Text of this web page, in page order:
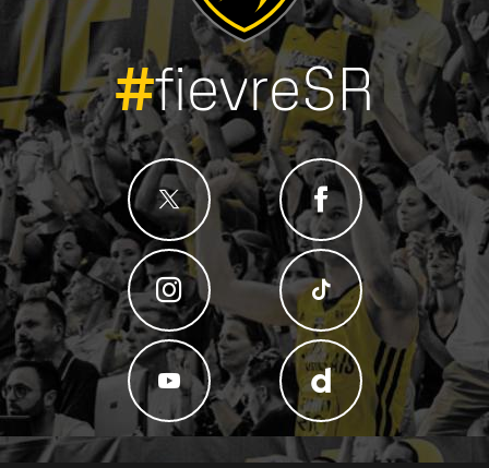
#fievreSR